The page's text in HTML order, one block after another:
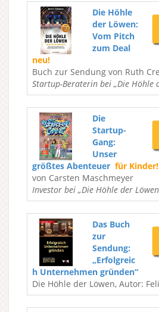
Die Höhle
der Löwen:
Vom Pitch
zum Deal
neu!
Buch zur Sendung von Ruth
Startup-Beraterin bei „Die Höhle
Die
Startup-
Gang:
Unser
größtes Abenteuer für Kinder!
von Carsten Maschmeyer
Investor bei „Die Höhle der
Das Buch
zur
Sendung:
„Erfolgreic
h Unternehmen gründen“
Die Höhle der Löwen, Autor: